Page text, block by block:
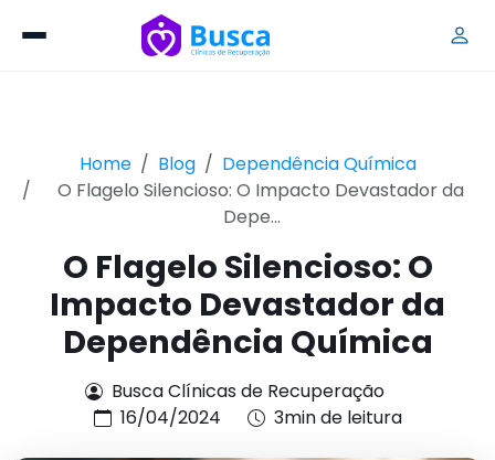
Home Blog
Dependência Química
O Flagelo Silencioso: O Impacto Devastador da
Depe...
O Flagelo Silencioso: O
Impacto Devastador da
Dependência Química
Busca Clínicas de Recuperação
16/04/2024
3min de leitura